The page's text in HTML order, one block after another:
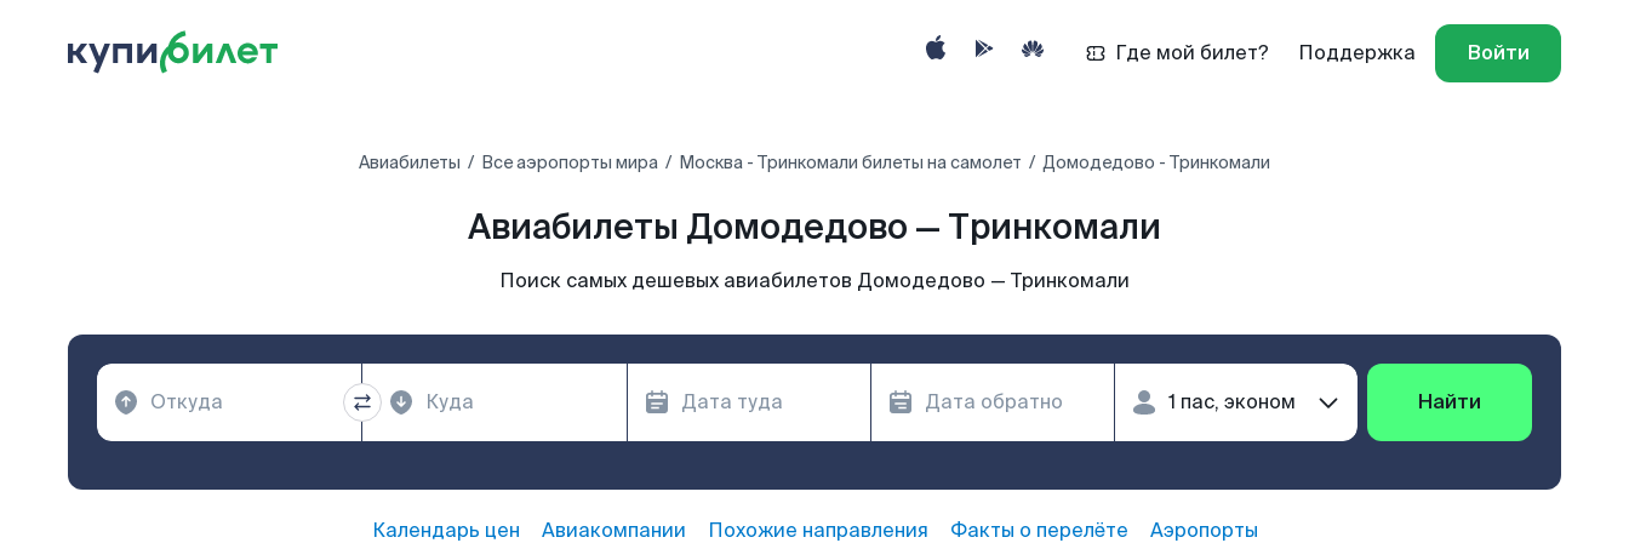
Где мой билет? Поддержка Войти
Авиабилеты Все аэропорты мира Москва - Тринкомали билеты на самолет Домодедово - Тринкомали
Авиабилеты Домодедово — Тринкомали
Поиск самых дешевых авиабилетов Домодедово — Тринкомали
Найти
Календарь цен Авиакомпании Похожие направления Факты о перелёте Аэропорты